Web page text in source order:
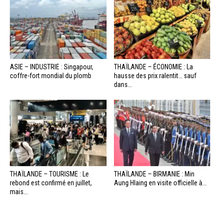
ASIE – INDUSTRIE : Singapour,
coffre-fort mondial du plomb
THAÏLANDE – ÉCONOMIE : La
hausse des prix ralentit… sauf
dans...
THAÏLANDE – TOURISME : Le
rebond est confirmé en juillet,
mais...
THAÏLANDE – BIRMANIE : Min
Aung Hlaing en visite officielle à...